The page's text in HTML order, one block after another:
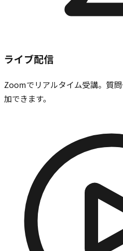
ライブ配信
Zoomでリアルタイム受講。質
加できます。